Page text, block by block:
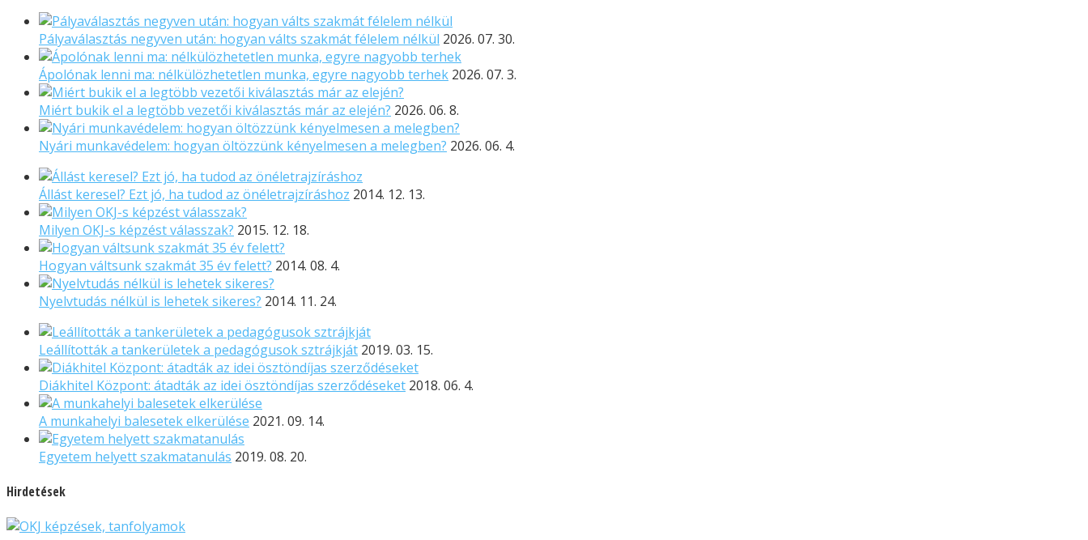
Pályaválasztás negyven után: hogyan válts szakmát félelem nélkül 2026. 07. 30.
Ápolónak lenni ma: nélkülözhetetlen munka, egyre nagyobb terhek 2026. 07. 3.
Miért bukik el a legtöbb vezetői kiválasztás már az elején? 2026. 06. 8.
Nyári munkavédelem: hogyan öltözzünk kényelmesen a melegben? 2026. 06. 4.
Állást keresel? Ezt jó, ha tudod az önéletrajzíráshoz 2014. 12. 13.
Milyen OKJ-s képzést válasszak? 2015. 12. 18.
Hogyan váltsunk szakmát 35 év felett? 2014. 08. 4.
Nyelvtudás nélkül is lehetek sikeres? 2014. 11. 24.
Leállították a tankerületek a pedagógusok sztrájkját 2019. 03. 15.
Diákhitel Központ: átadták az idei ösztöndíjas szerződéseket 2018. 06. 4.
A munkahelyi balesetek elkerülése 2021. 09. 14.
Egyetem helyett szakmatanulás 2019. 08. 20.
Hirdetések